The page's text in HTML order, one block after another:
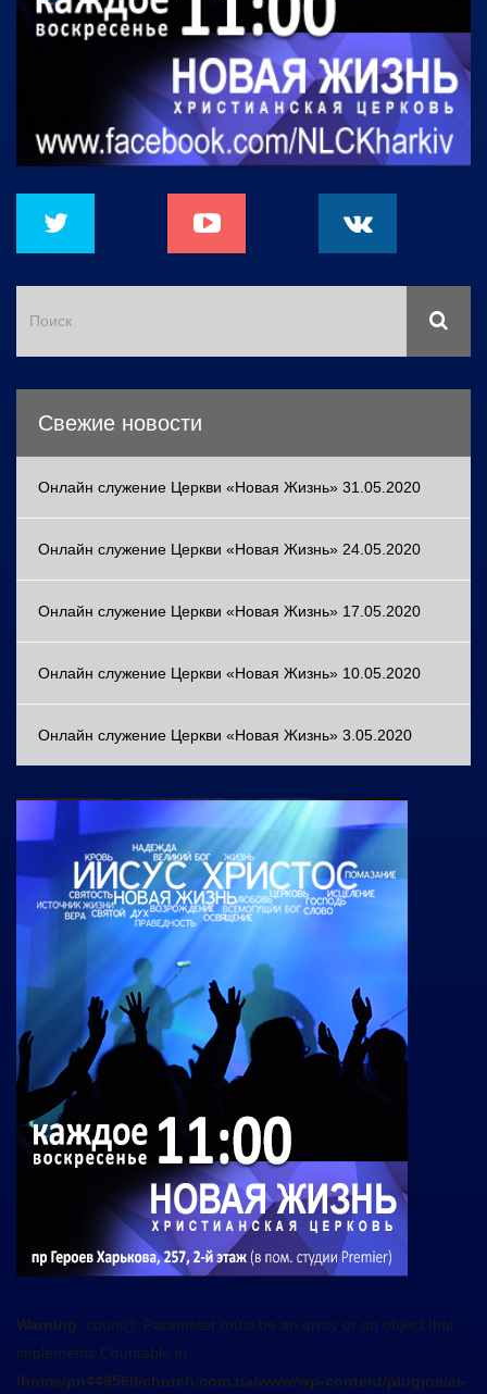
Свежие новости
Онлайн служение Церкви «Новая Жизнь» 31.05.2020
Онлайн служение Церкви «Новая Жизнь» 24.05.2020
Онлайн служение Церкви «Новая Жизнь» 17.05.2020
Онлайн служение Церкви «Новая Жизнь» 10.05.2020
Онлайн служение Церкви «Новая Жизнь» 3.05.2020
Warning: count(): Parameter must be an array or an object that
implements Countable in
/home/pn449560/church.com.ua/www/wp-content/plugins/ai-